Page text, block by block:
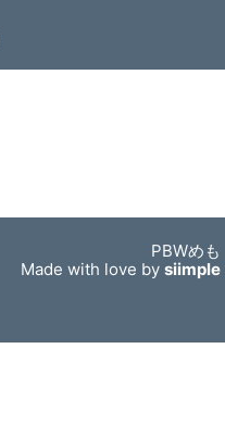
PBWめも
Made with love bysiimple